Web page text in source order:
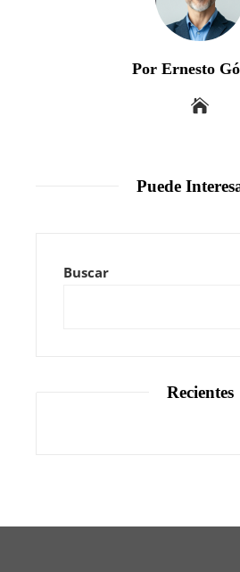
Por Ernesto
Puede
Buscar
Recientes